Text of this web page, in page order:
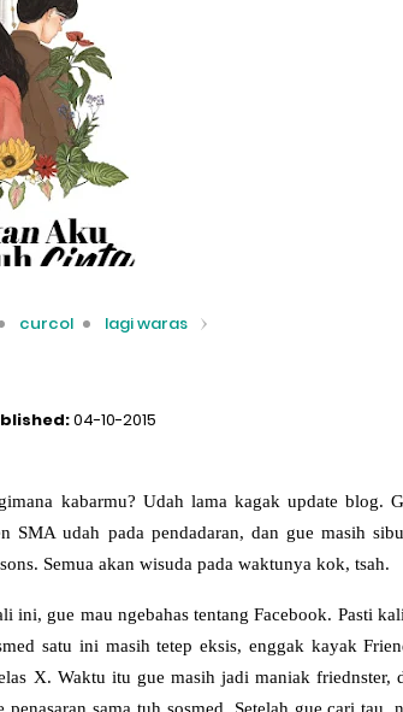
curcol lagi waras
04-10-2015
kabarmu? Udah lama kagak update blog.
SMA udah pada pendadaran, dan gue masih
Semua akan wisuda pada waktunya kok, tsah.
ini, gue mau ngebahas tentang Facebook. Pasti
satu ini masih tetep eksis, enggak kayak
X. Waktu itu gue masih jadi maniak friednster,
penasaran sama tuh sosmed. Setelah gue cari